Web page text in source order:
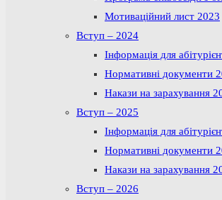
Мотиваційний лист 2023
Вступ – 2024
Інформація для
Нормативні документи
Накази на зарахування
Вступ – 2025
Інформація для
Нормативні документи
Накази на зарахування
Вступ – 2026